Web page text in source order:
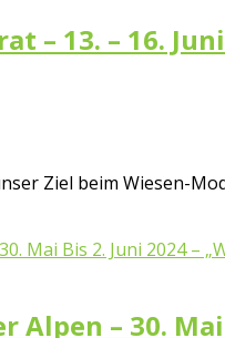
– 13. – 16. Juni
Ziel beim Wiesen-
– 30. Mai